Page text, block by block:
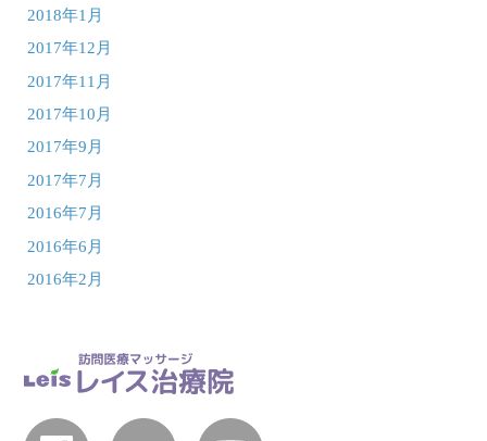
2018年1月
2017年12月
2017年11月
2017年10月
2017年9月
2017年7月
2016年7月
2016年6月
2016年2月